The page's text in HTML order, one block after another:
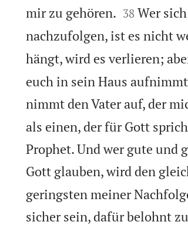
mir zu gehören.
38 Wer
nachzufolgen, ist es nicht
hängt, wird es verlieren;
euch in sein Haus
nimmt den Vater auf, der
als einen, der für Gott
Prophet. Und wer gute und
Gott glauben, wird den
geringsten meiner
sicher sein, dafür belohnt